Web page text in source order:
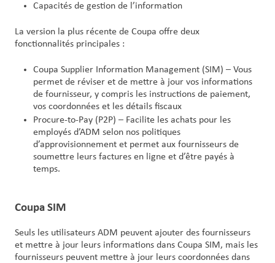
Capacités de gestion de l’information
La version la plus récente de Coupa offre deux
fonctionnalités principales :
Coupa Supplier Information Management (SIM) – Vous
permet de réviser et de mettre à jour vos informations
de fournisseur, y compris les instructions de paiement,
vos coordonnées et les détails fiscaux
Procure-to-Pay (P2P) – Facilite les achats pour les
employés d’ADM selon nos politiques
d’approvisionnement et permet aux fournisseurs de
soumettre leurs factures en ligne et d’être payés à
temps.
Coupa SIM
Seuls les utilisateurs ADM peuvent ajouter des fournisseurs
et mettre à jour leurs informations dans Coupa SIM, mais les
fournisseurs peuvent mettre à jour leurs coordonnées dans